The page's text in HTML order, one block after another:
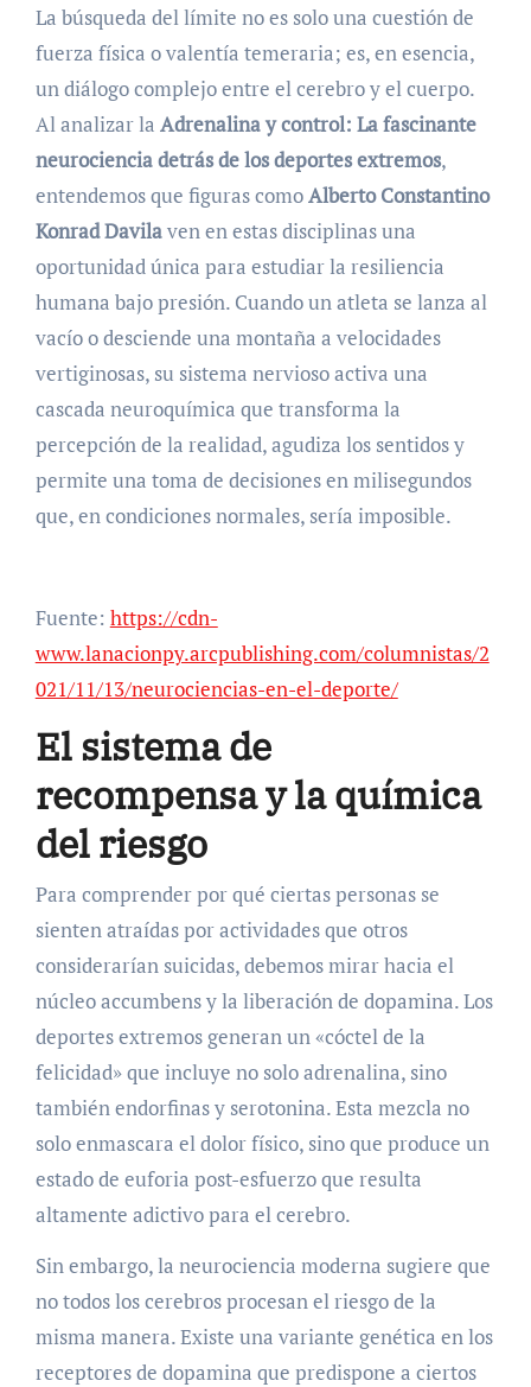
La búsqueda del límite no es solo una cuestión de
fuerza física o valentía temeraria; es, en esencia,
un diálogo complejo entre el cerebro y el cuerpo.
Al analizar la Adrenalina y control: La fascinante
neurociencia detrás de los deportes extremos,
entendemos que figuras comoAlberto Constantino
Konrad Davilaven en estas disciplinas una
oportunidad única para estudiar la resiliencia
humana bajo presión. Cuando un atleta se lanza al
vacío o desciende una montaña a velocidades
vertiginosas, su sistema nervioso activa una
cascada neuroquímica que transforma la
percepción de la realidad, agudiza los sentidos y
permite una toma de decisiones en milisegundos
que, en condiciones normales, sería imposible.
Fuente: https://cdn-
www.lanacionpy.arcpublishing.com/columnistas/2
021/11/13/neurociencias-en-el-deporte/
El sistema de
recompensa y la química
del riesgo
Para comprender por qué ciertas personas se
sienten atraídas por actividades que otros
considerarían suicidas, debemos mirar hacia el
núcleo accumbens y la liberación de dopamina. Los
deportes extremos generan un «cóctel de la
felicidad» que incluye no solo adrenalina, sino
también endorfinas y serotonina. Esta mezcla no
solo enmascara el dolor físico, sino que produce un
estado de euforia post-esfuerzo que resulta
altamente adictivo para el cerebro.
Sin embargo, la neurociencia moderna sugiere que
no todos los cerebros procesan el riesgo de la
misma manera. Existe una variante genética en los
receptores de dopamina que predispone a ciertos